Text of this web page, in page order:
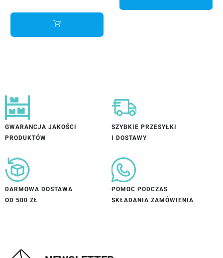
GWARANCJA JAKOŚCI
PRODUKTÓW
SZYBKIE PRZESYŁKI
I DOSTAWY
DARMOWA DOSTAWA
OD 500 ZŁ
POMOC PODCZAS
SKŁADANIA ZAMÓWIENIA